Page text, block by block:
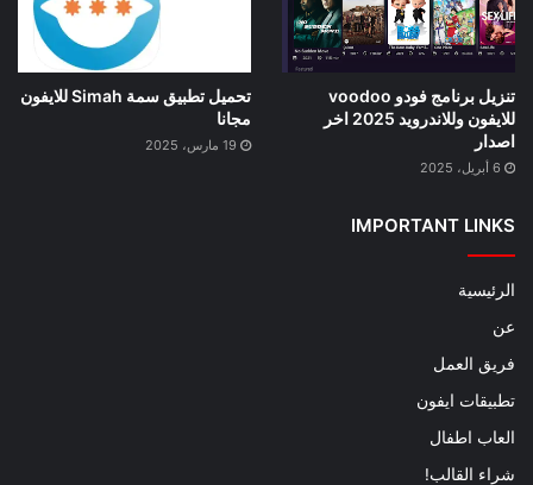
تنزيل برنامج فودو voodoo
للايفون وللاندرويد 2025 اخر
اصدار
6 أبريل، 2025
تحميل تطبيق سمة Simah للايفون
مجانا
19 مارس، 2025
IMPORTANT LINKS
الرئيسية
عن
فريق العمل
تطبيقات ايفون
العاب اطفال
شراء القالب!